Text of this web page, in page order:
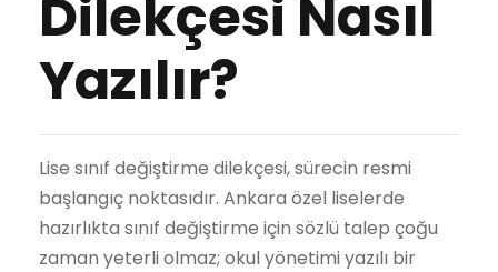
Dilekçesi Nasıl
Yazılır?
Lise sınıf değiştirme dilekçesi, sürecin resmi
başlangıç noktasıdır. Ankara özel liselerde
hazırlıkta sınıf değiştirme için sözlü talep çoğu
zaman yeterli olmaz; okul yönetimi yazılı bir